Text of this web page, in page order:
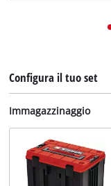
Configura il tuo set
Immagazzinaggio